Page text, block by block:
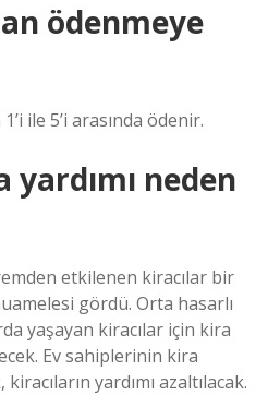
ödenmeye
ile 5’i arasında ödenir.
neden
etkilenen kiracılar bir
gördü. Orta hasarlı
yaşayan kiracılar için kira
Ev sahiplerinin kira
yardımı azaltılacak.